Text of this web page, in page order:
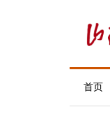
首页